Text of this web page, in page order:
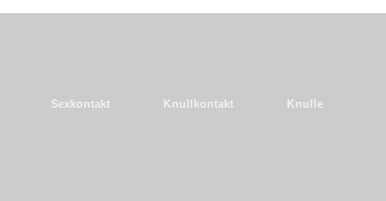
Sexkontakt Knullkontakt Knulle